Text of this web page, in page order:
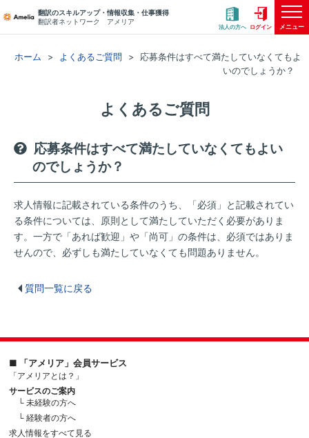
翻訳のスキルアップ・情報収集・仕事獲得
翻訳者ネットワーク アメリア
法人の方へ ログイン メニュー
ホーム よくあるご質問
応募条件はすべて満たしていなくてもよ
いのでしょうか？
よくあるご質問
応募条件はすべて満たしていなくてもよい
のでしょうか？
求人情報に記載されている条件のうち、「必須」と記載されてい
る条件については、原則として満たしていただく必要がありま
す。一方で「あれば歓迎」や「尚可」の条件は、必須ではありま
せんので、必ずしも満たしていなくても問題ありません。
質問一覧に戻る
■ 「アメリア」会員サービス
「アメリアとは？」
サービスのご案内
└ 未経験の方へ
└ 経験者の方へ
求人情報をすべて見る